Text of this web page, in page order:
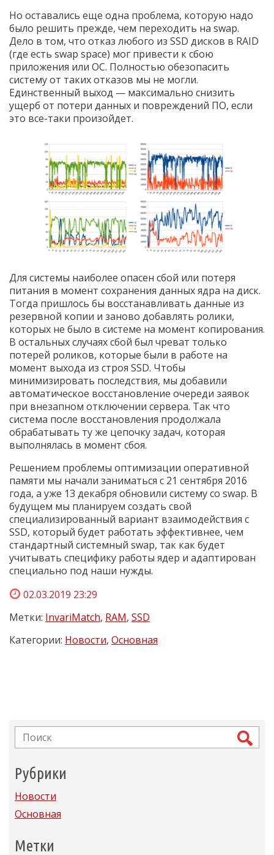
Но оставались еще одна проблема, которую надо
было решить прежде, чем переходить на swap.
Дело в том, что отказ любого из SSD дисков в RAID
(где есть swap space) мог привести к сбою
приложения или ОС. Полностью обезопасить
систему от таких отказов мы не могли.
Единственный выход — максимально снизить
ущерб от потери данных и повреждений ПО, если
это все-таки произойдет.
Для системы наиболее опасен сбой или потеря
питания в момент сохранения данных ядра на диск.
Тогда пришлось бы восстанавливать данные из
резервной копии и заново добавлять ролики,
которых не было в системе на момент копирования.
В остальных случаях сбой был чреват только
потерей роликов, которые были в работе на
момент выхода из строя SSD. Чтобы
минимизировать последствия, мы добавили
автоматическое восстановление очереди заявок
при внезапном отключении сервера. Так что
система после восстановления продолжала
обрабатывать ту же цепочку задач, которая
выполнялась в момент сбоя.
Решением проблемы оптимизации оперативной
памяти мы начали заниматься с 21 сентября 2016
года, а уже 13 декабря обновили систему со swap. В
будущем мы планируем создать свой
специализированный вариант взаимодействия с
SSD, который будет работать эффективнее, чем
стандартный системный swap, так как будет
учитывать специфику работы ядер и адаптирован
специально под наши нужды.
02.03.2019 23:29
Метки: InvariMatch, RAM, SSD
Категории: Новости, Основная
Рубрики
Новости
Основная
Метки